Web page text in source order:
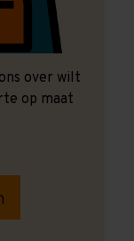
over wilt
op maat